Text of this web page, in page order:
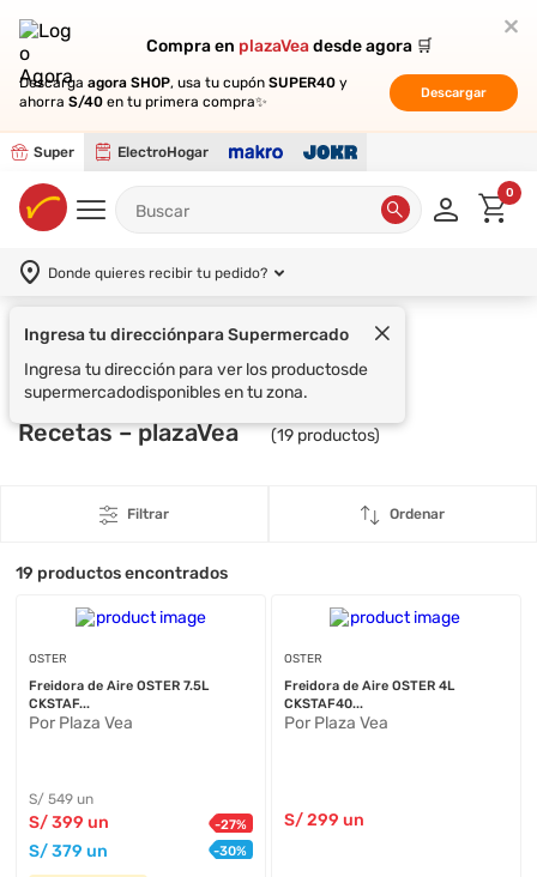
Compra en plazaVeadesde agora 🛒
Descarga agora SHOP, usa tu cupón SUPER40 y
ahorra S/40 en tu primera compra✨
Descargar
Super ElectroHogar
Compra en plazaVeadesde agora 🛒
Descarga agora SHOP, usa tu cupón SUPER40 y
ahorra S/40 en tu primera compra✨
Descargar
0
Donde quieres recibir tu pedido?
Ingresa tu direcciónpara Supermercado
Ingresa tu dirección para ver los productosde
supermercadodisponibles en tu zona.
Supermercado
Recetas – plazaVea (19 productos)
Filtrar Ordenar
19 productos encontrados
OSTER
Freidora de Aire OSTER 7.5L
CKSTAF...
Por Plaza Vea
S/549 un
S/399 un -27%
S/379 un -30%
OSTER
Freidora de Aire OSTER 4L
CKSTAF40...
Por Plaza Vea
S/299 un